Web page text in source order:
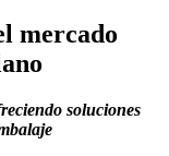
mercado
soluciones